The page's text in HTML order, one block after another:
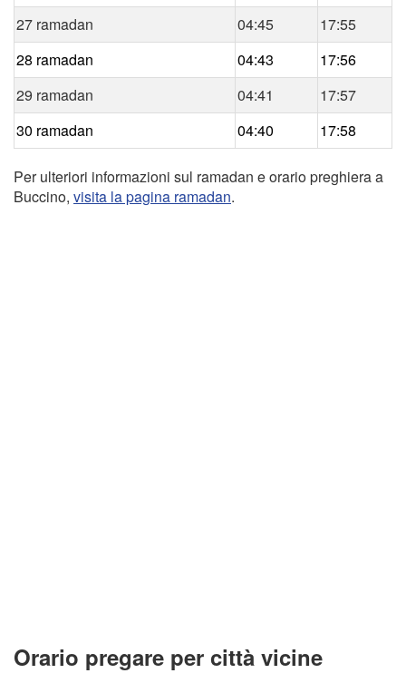
27 ramadan
04:45
17:55
28 ramadan
04:43
17:56
29 ramadan
04:41
17:57
30 ramadan
04:40 17:58
Per ulteriori informazioni sul ramadan e orario preghiera a
Buccino, visita la pagina ramadan.
Orario pregare per città vicine